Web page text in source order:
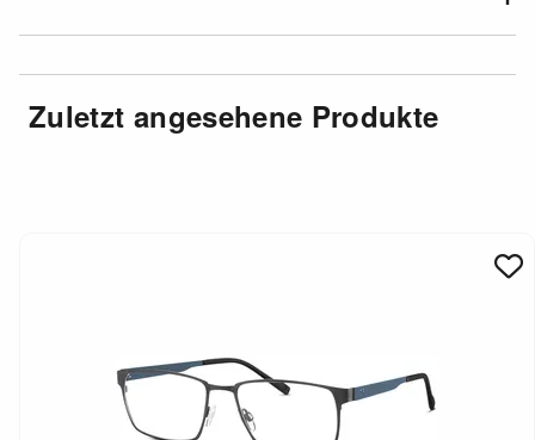
Zuletzt angesehene Produkte